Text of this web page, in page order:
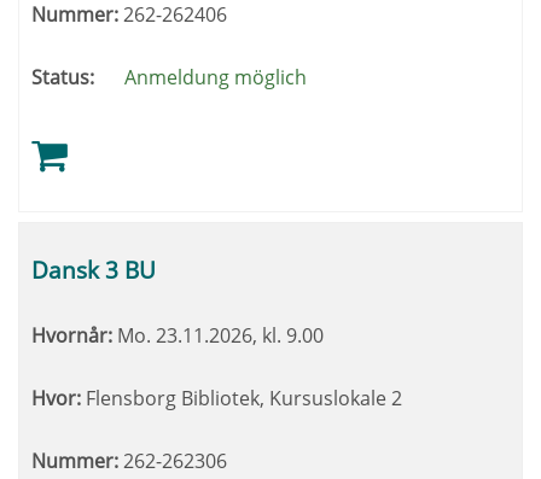
Nummer:262-262406
Status: Anmeldung möglich
Dansk 3 BU
Hvornår: Mo. 23.11.2026, kl. 9.00
Hvor: Flensborg Bibliotek, Kursuslokale 2
Nummer:262-262306